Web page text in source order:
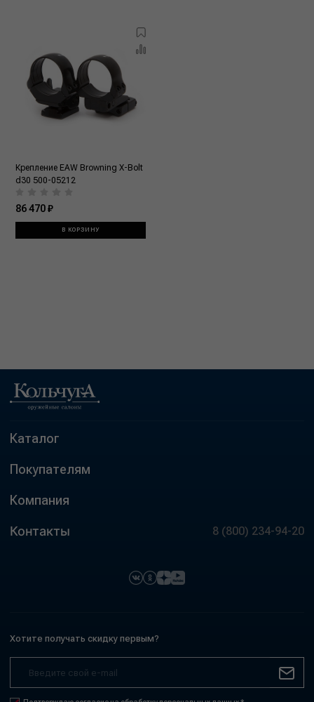
Крепление EAW Browning X-Bolt
d30 500-05212
86 470 ₽
В КОРЗИНУ
Каталог
Покупателям
Компания
Контакты 8 (800) 234-94-20
Хотите получать скидку первым?